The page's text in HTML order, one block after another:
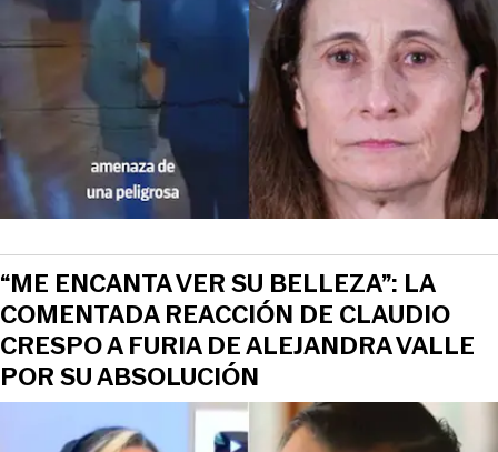
“ME ENCANTA VER SU BELLEZA”: LA
COMENTADA REACCIÓN DE CLAUDIO
CRESPO A FURIA DE ALEJANDRA VALLE
POR SU ABSOLUCIÓN